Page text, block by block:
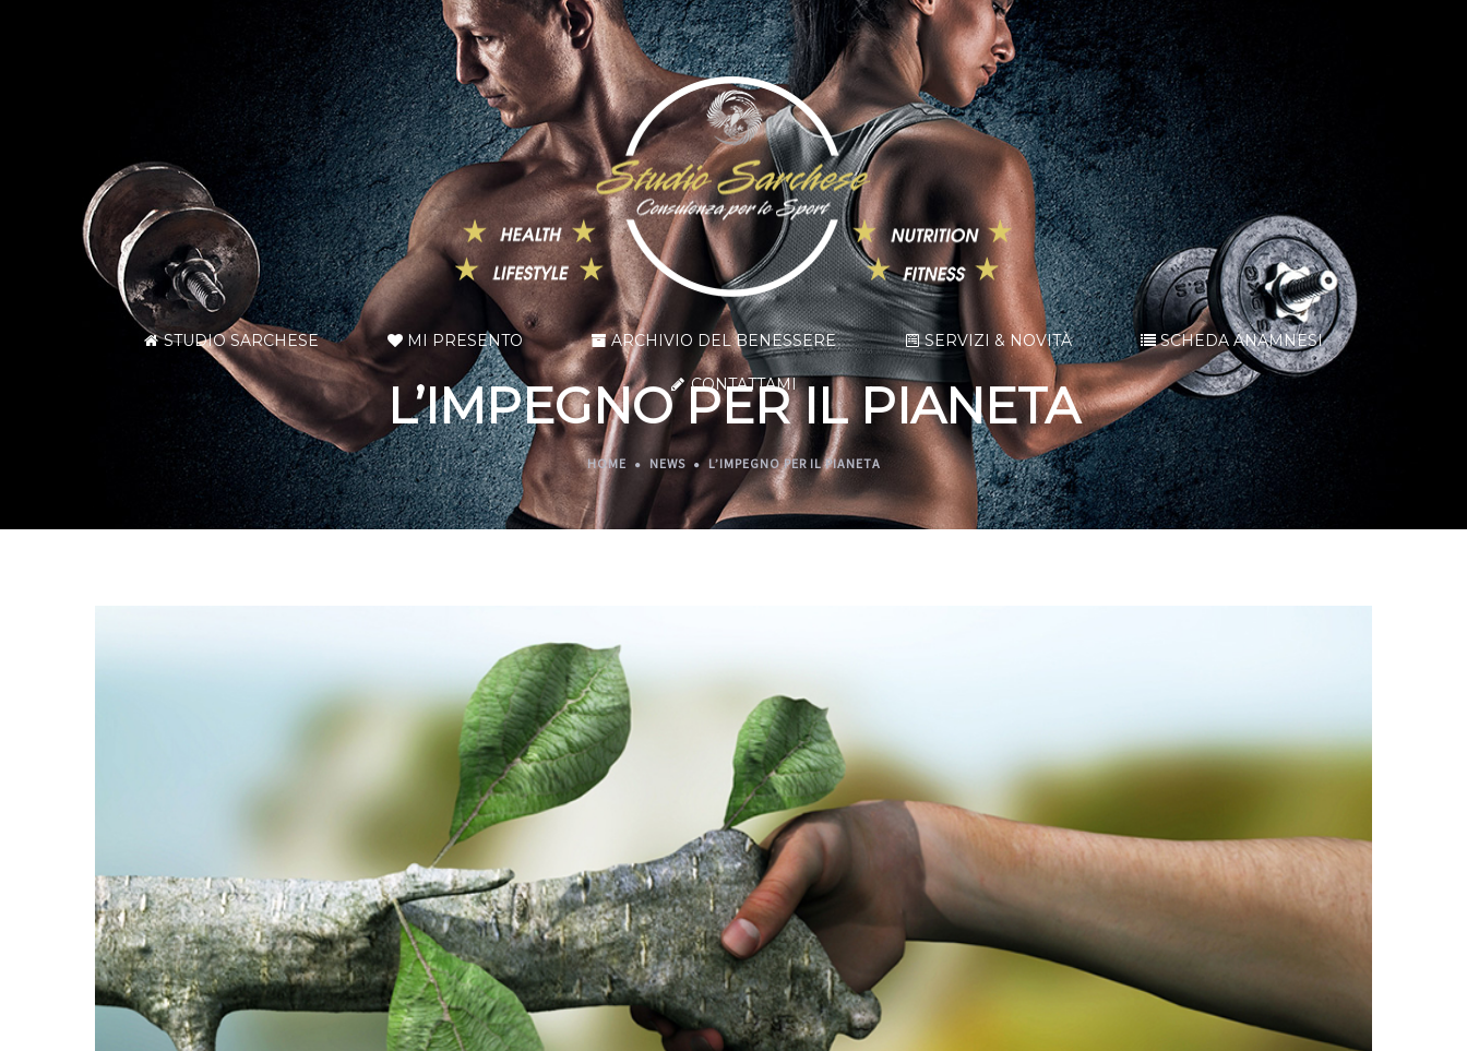
STUDIO SARCHESE MI PRESENTO ARCHIVIO DEL BENESSERE SERVIZI & NOVITÀ SCHEDA ANAMNESI
CONTATTAMI
L’IMPEGNO PER IL PIANETA
HOME NEWS L’IMPEGNO PER IL PIANETA